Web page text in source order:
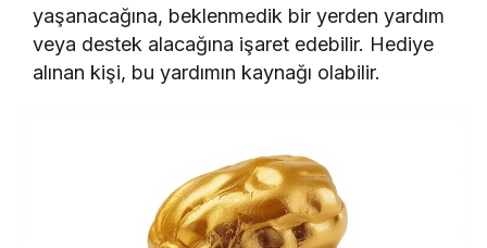
yaşanacağına, beklenmedik bir yerden yardım
veya destek alacağına işaret edebilir. Hediye
alınan kişi, bu yardımın kaynağı olabilir.